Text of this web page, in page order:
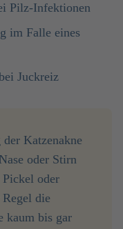
Pilz-Infektionen
im Falle eines
Juckreiz
Katzenakne
oder Stirn
oder
die
kaum bis gar